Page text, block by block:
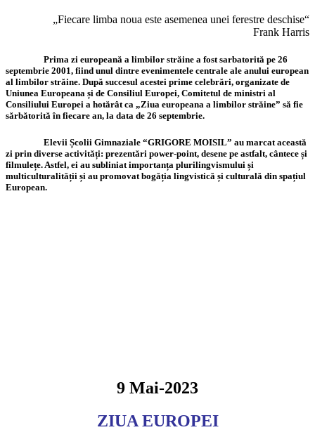
„Fiecare limba noua este asemenea unei ferestre deschise“
Frank Harris
Prima zi europeană a limbilor străine a fost sarbatorită pe 26
septembrie 2001, fiind unul dintre evenimentele centrale ale anului european
al limbilor străine. După succesul acestei prime celebrări, organizate de
Uniunea Europeana și de Consiliul Europei, Comitetul de ministri al
Consiliului Europei a hotărât ca „Ziua europeana a limbilor străine” să fie
sărbătorită în fiecare an, la data de 26 septembrie.
Elevii Școlii Gimnaziale “GRIGORE MOISIL” au marcat această
zi prin diverse activități: prezentări power-point, desene pe astfalt, cântece și
filmulețe. Astfel, ei au subliniat importanța plurilingvismului și
multiculturalității și au promovat bogăția lingvistică și culturală din spațiul
European.
9 Mai-2023
ZIUA EUROPEI